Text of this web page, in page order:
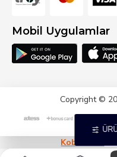
Mobil Uygulamlar
Copyright ©
Kobidirekt